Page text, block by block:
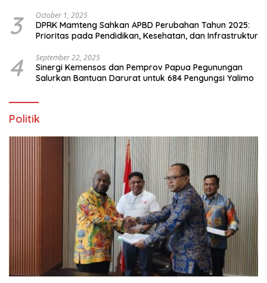
3 October 1, 2025
DPRK Mamteng Sahkan APBD Perubahan Tahun 2025:
Prioritas pada Pendidikan, Kesehatan, dan Infrastruktur
4 September 22, 2025
Sinergi Kemensos dan Pemprov Papua Pegunungan
Salurkan Bantuan Darurat untuk 684 Pengungsi Yalimo
Politik